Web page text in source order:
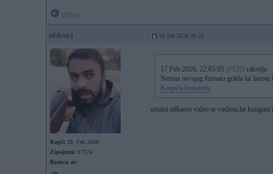
uldens1 18. Feb 2026, 09:20
Kopš: 28. Feb 2008
Ziņojumi: 17374
Braucu ar:
17 Feb 2026, 22:05:05 @520i rakstīja:
Nemaz nevajag fizmatu grādu lai lietotu
Kaspiča boosteris.
uztaisi nākamo video ar vadiem,lai